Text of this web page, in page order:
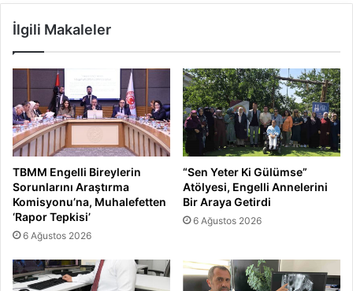
İlgili Makaleler
TBMM Engelli Bireylerin
Sorunlarını Araştırma
Komisyonu’na, Muhalefetten
‘Rapor Tepkisi’
6 Ağustos 2026
“Sen Yeter Ki Gülümse”
Atölyesi, Engelli Annelerini
Bir Araya Getirdi
6 Ağustos 2026